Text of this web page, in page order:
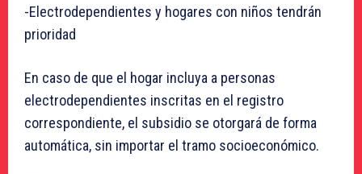
-Electrodependientes y hogares con niños tendrán
prioridad
En caso de que el hogar incluya a personas
electrodependientes inscritas en el registro
correspondiente, el subsidio se otorgará de forma
automática, sin importar el tramo socioeconómico.